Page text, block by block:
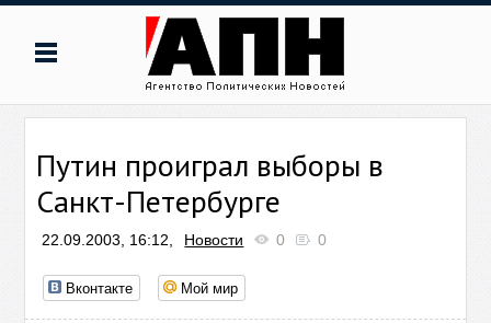
Путин проиграл выборы в
Санкт-Петербурге
22.09.2003, 16:12, Новости 0 0
Вконтакте Мой мир